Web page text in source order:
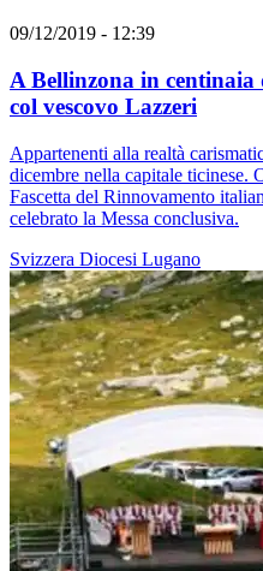
09/12/2019 - 12:39
A Bellinzona in centinaia
col vescovo Lazzeri
Appartenenti alla realtà
dicembre nella capitale ticinese.
Fascetta del Rinnovamento
celebrato la Messa conclusiva.
Svizzera Diocesi Lugano